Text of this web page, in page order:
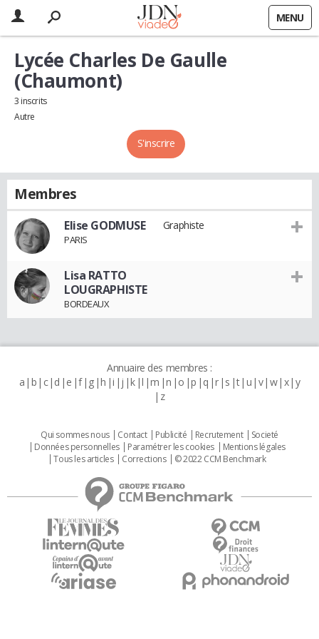
MENU
S'inscrire
Lycée Charles De Gaulle
(Chaumont)
3 inscrits
Autre
Membres
Elise GODMUSE
PARIS
Graphiste
Lisa RATTO
LOUGRAPHISTE
BORDEAUX
Annuaire des membres :
a b c d e f g h i j k l m n o p q r s t u v w x y
z
Qui sommes nous Contact Publicité Recrutement
Societé
Données personnelles
Paramétrer les cookies
Mentions légales
Tous les articles
Corrections © 2022 CCM Benchmark